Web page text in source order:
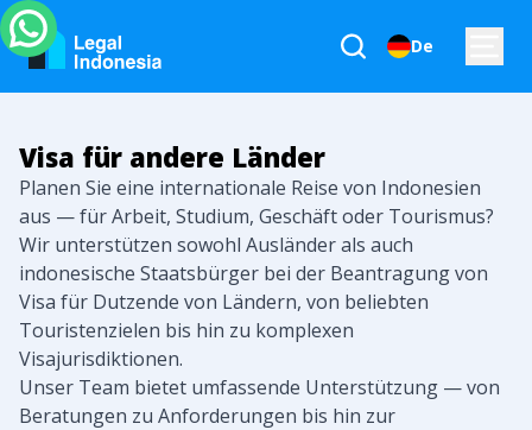
De
Visa für andere Länder
Planen Sie eine internationale Reise von Indonesien
aus — für Arbeit, Studium, Geschäft oder Tourismus?
Wir unterstützen sowohl Ausländer als auch
indonesische Staatsbürger bei der Beantragung von
Visa für Dutzende von Ländern, von beliebten
Touristenzielen bis hin zu komplexen
Visajurisdiktionen.
Unser Team bietet umfassende Unterstützung — von
Beratungen zu Anforderungen bis hin zur